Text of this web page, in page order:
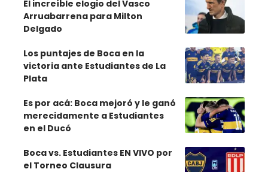
El increíble elogio del Vasco
Arruabarrena para Milton
Delgado
Los puntajes de Boca en la
victoria ante Estudiantes de La
Plata
Es por acá: Boca mejoró y le ganó
merecidamente a Estudiantes
en el Ducó
Boca vs. Estudiantes EN VIVO por
el Torneo Clausura